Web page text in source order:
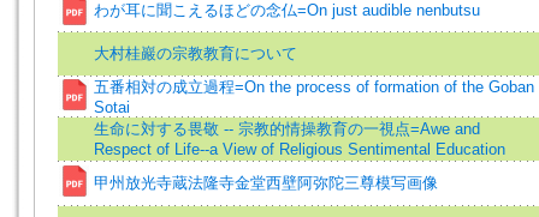
わが耳に聞こえるほどの念仏=On just audible nenbutsu
大村桂巖の宗教教育について
五番相対の成立過程=On the process of formation of the Goban
Sotai
生命に対する畏敬 -- 宗教的情操教育の一視点=Awe and
Respect of Life--a View of Religious Sentimental Education
甲州放光寺蔵法隆寺金堂西壁阿弥陀三尊模写画像